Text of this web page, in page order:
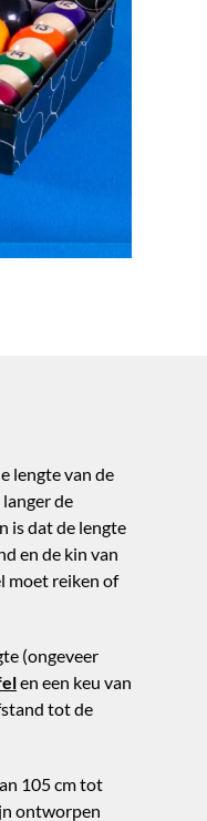
lengte van de
de
is dat de lengte
en de kin van
moet reiken of
(ongeveer
en een keu van
tot de
105 cm tot
ontworpen